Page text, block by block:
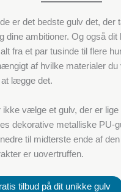
er det bedste gulv det, der
dine ambitioner. Og også dit
fra et par tusinde til flere
af hvilke materialer
lægge det.
ikke vælge et gulv, der er
dekorative metalliske PU-
til midterste ende af
er uovertruffen.
tilbud på dit unikke gulv